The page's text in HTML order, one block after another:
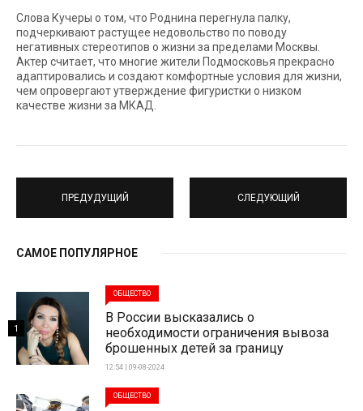
Слова Кучеры о том, что Роднина перегнула палку,
подчеркивают растущее недовольство по поводу
негативных стереотипов о жизни за пределами Москвы.
Актер считает, что многие жители Подмосковья прекрасно
адаптировались и создают комфортные условия для жизни,
чем опровергают утверждение фигуристки о низком
качестве жизни за МКАД.
ПРЕДУДУЩИЙ СЛЕДУЮЩИЙ
САМОЕ ПОПУЛЯРНОЕ
ОБЩЕСТВО
В России высказались о
необходимости ограничения вывоза
брошенных детей за границу
12:54 | 09-08-2024
1
ОБЩЕСТВО